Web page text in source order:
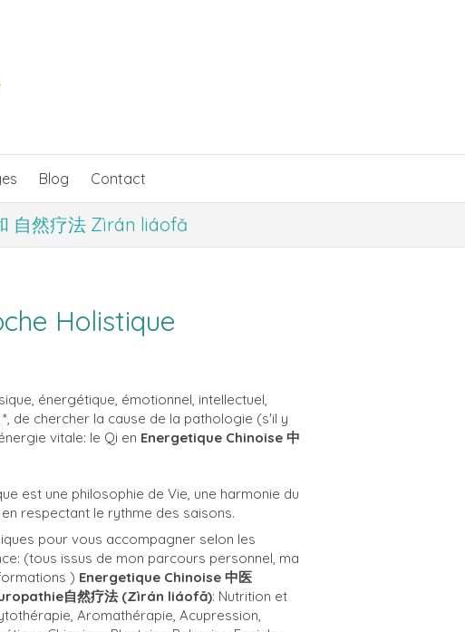
Blog Contact
自然疗法 Zìrán liáofǎ
Holistique
énergétique, émotionnel, intellectuel,
de chercher la cause de la pathologie (s'il y
vitale: le Qi en Energetique Chinoise 中
est une philosophie de Vie, une harmonie du
respectant le rythme des saisons.
pour vous accompagner selon les
(️tous issus de mon parcours personnel, ma
️) Energetique Chinoise 中医
自然疗法 (Zìrán liáofǎ): Nutrition et
Aromathérapie, Acupression,